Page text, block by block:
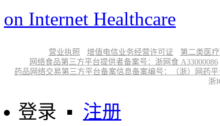
on Internet Healthcare
营业执照 增值电信业务经营许可证
第二类医
网络食品第三方平台提供者备案号：浙网食 A33000086
药品网络交易第三方平台备案信息备案编号：（浙）网药平
浙
登录 ▪ 注册